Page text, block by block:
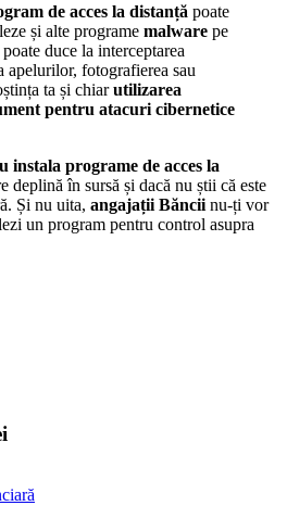
de acces la distanță poate
și alte programe malware pe
duce la interceptarea
apelurilor, fotografierea sau
ta și chiarutilizarea
pentru atacuri cibernetice
instala programe de acces la
deplină în sursă și dacă nu știi că este
Și nu uita, angajații Băncii nu-ți vor
un program pentru control asupra